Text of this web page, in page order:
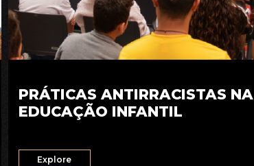
PRÁTICAS ANTIRRACISTAS NA
EDUCAÇÃO INFANTIL
Explore